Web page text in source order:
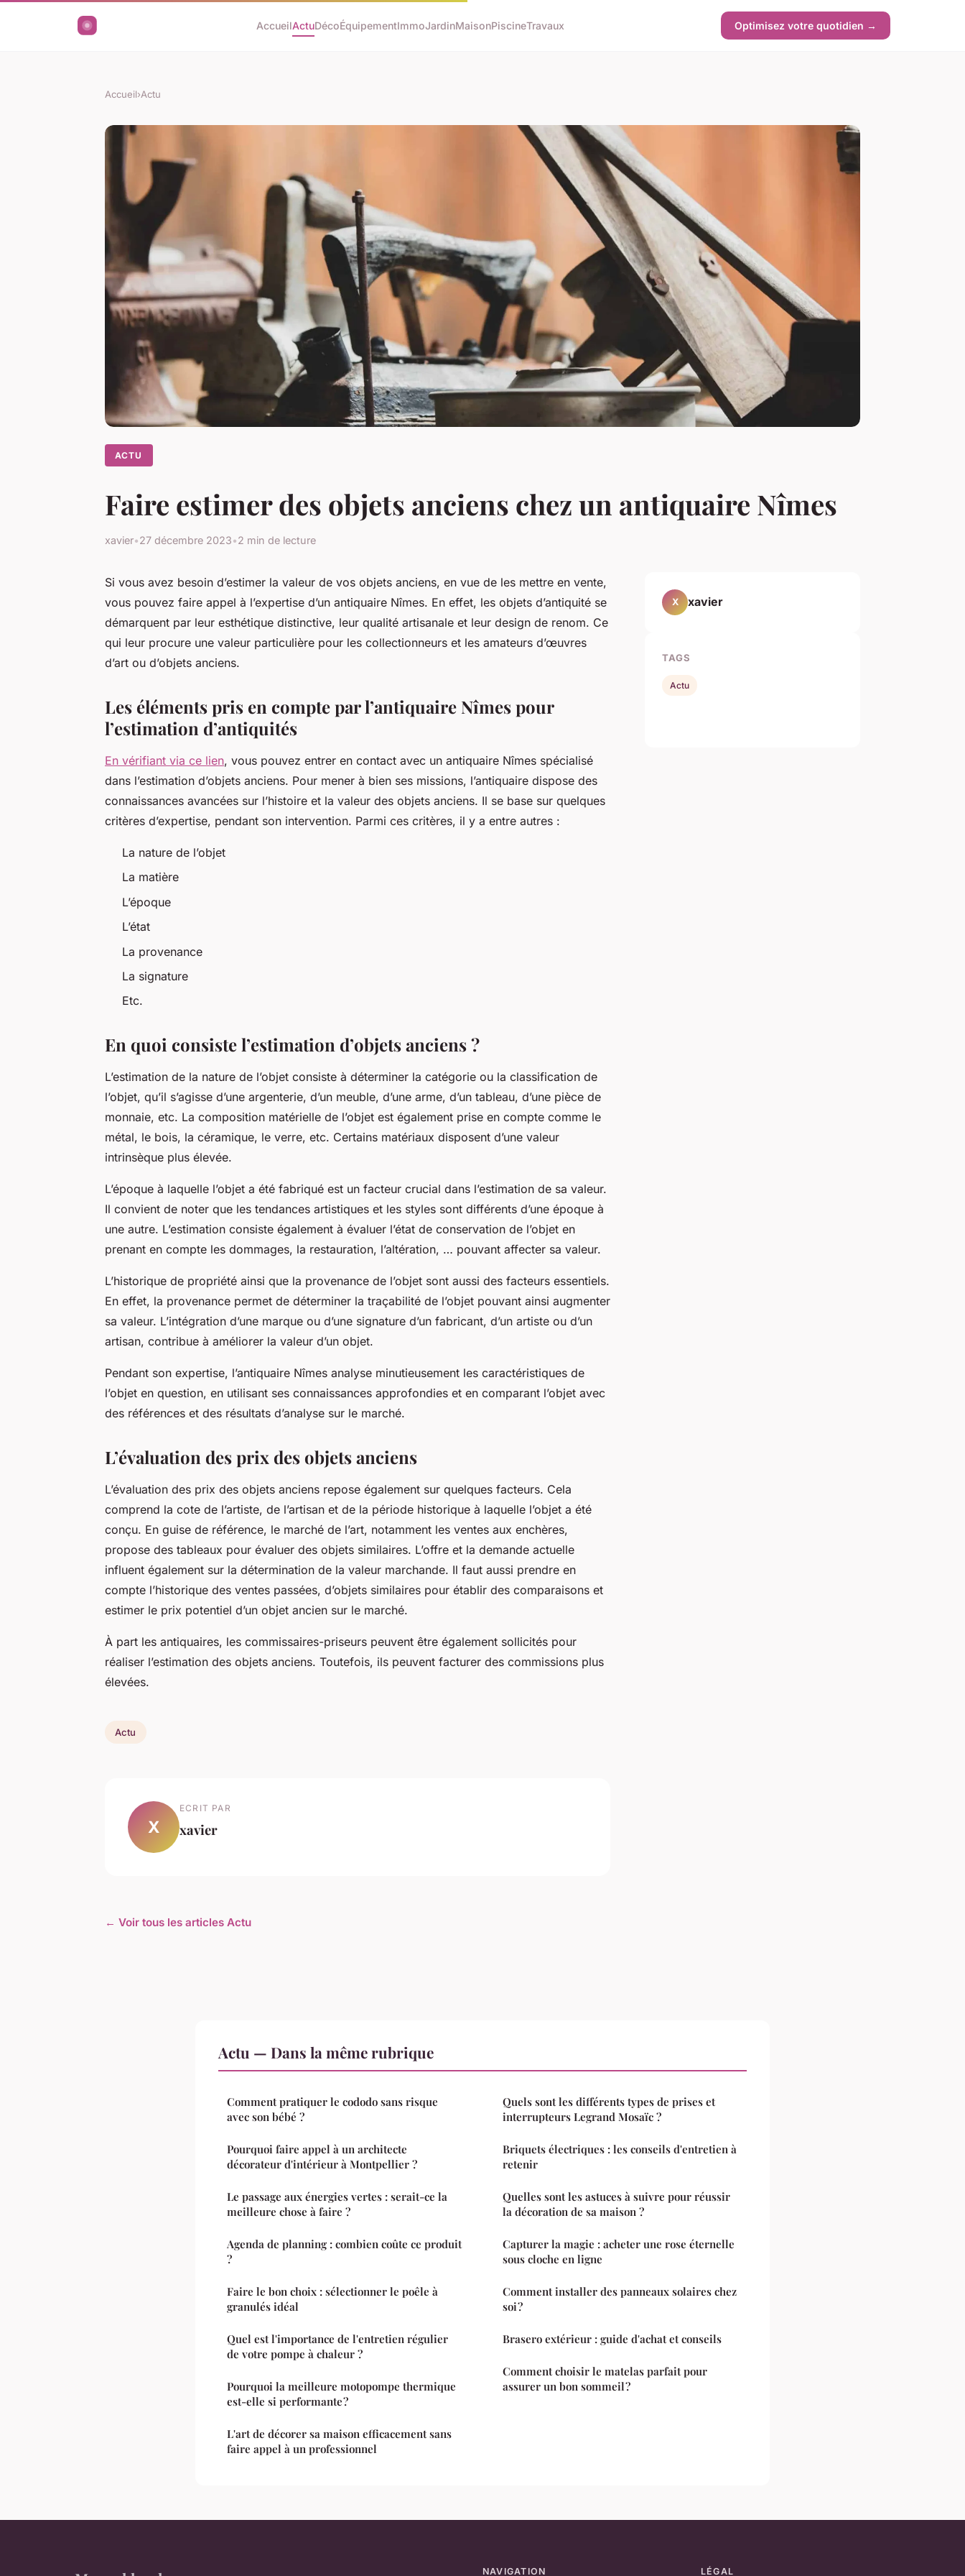
AccueilActuDécoÉquipementImmoJardinMaisonPiscineTravaux Optimisez votre quotidien →
Accueil›Actu
ACTU
Faire estimer des objets anciens chez un antiquaire Nîmes
xavier•27 décembre 2023•2 min de lecture
Si vous avez besoin d’estimer la valeur de vos objets anciens, en vue de les mettre en vente,
vous pouvez faire appel à l’expertise d’un antiquaire Nîmes. En effet, les objets d’antiquité se
démarquent par leur esthétique distinctive, leur qualité artisanale et leur design de renom. Ce
qui leur procure une valeur particulière pour les collectionneurs et les amateurs d’œuvres
d’art ou d’objets anciens.
Les éléments pris en compte par l’antiquaire Nîmes pour
l’estimation d’antiquités
En vérifiant via ce lien, vous pouvez entrer en contact avec un antiquaire Nîmes spécialisé
dans l’estimation d’objets anciens. Pour mener à bien ses missions, l’antiquaire dispose des
connaissances avancées sur l’histoire et la valeur des objets anciens. Il se base sur quelques
critères d’expertise, pendant son intervention. Parmi ces critères, il y a entre autres :
La nature de l’objet
La matière
L’époque
L’état
La provenance
La signature
Etc.
En quoi consiste l’estimation d’objets anciens ?
L’estimation de la nature de l’objet consiste à déterminer la catégorie ou la classification de
l’objet, qu’il s’agisse d’une argenterie, d’un meuble, d’une arme, d’un tableau, d’une pièce de
monnaie, etc. La composition matérielle de l’objet est également prise en compte comme le
métal, le bois, la céramique, le verre, etc. Certains matériaux disposent d’une valeur
intrinsèque plus élevée.
L’époque à laquelle l’objet a été fabriqué est un facteur crucial dans l’estimation de sa valeur.
Il convient de noter que les tendances artistiques et les styles sont différents d’une époque à
une autre. L’estimation consiste également à évaluer l’état de conservation de l’objet en
prenant en compte les dommages, la restauration, l’altération, … pouvant affecter sa valeur.
L’historique de propriété ainsi que la provenance de l’objet sont aussi des facteurs essentiels.
En effet, la provenance permet de déterminer la traçabilité de l’objet pouvant ainsi augmenter
sa valeur. L’intégration d’une marque ou d’une signature d’un fabricant, d’un artiste ou d’un
artisan, contribue à améliorer la valeur d’un objet.
Pendant son expertise, l’antiquaire Nîmes analyse minutieusement les caractéristiques de
l’objet en question, en utilisant ses connaissances approfondies et en comparant l’objet avec
des références et des résultats d’analyse sur le marché.
L’évaluation des prix des objets anciens
L’évaluation des prix des objets anciens repose également sur quelques facteurs. Cela
comprend la cote de l’artiste, de l’artisan et de la période historique à laquelle l’objet a été
conçu. En guise de référence, le marché de l’art, notamment les ventes aux enchères,
propose des tableaux pour évaluer des objets similaires. L’offre et la demande actuelle
influent également sur la détermination de la valeur marchande. Il faut aussi prendre en
compte l’historique des ventes passées, d’objets similaires pour établir des comparaisons et
estimer le prix potentiel d’un objet ancien sur le marché.
À part les antiquaires, les commissaires-priseurs peuvent être également sollicités pour
réaliser l’estimation des objets anciens. Toutefois, ils peuvent facturer des commissions plus
élevées.
Actu
X
ECRIT PAR
xavier
← Voir tous les articles Actu
X xavier
TAGS
Actu
Actu — Dans la même rubrique
Comment pratiquer le cododo sans risque
avec son bébé ?
Pourquoi faire appel à un architecte
décorateur d'intérieur à Montpellier ?
Le passage aux énergies vertes : serait-ce la
meilleure chose à faire ?
Agenda de planning : combien coûte ce produit
?
Faire le bon choix : sélectionner le poêle à
granulés idéal
Quel est l'importance de l'entretien régulier
de votre pompe à chaleur ?
Pourquoi la meilleure motopompe thermique
est-elle si performante ?
L'art de décorer sa maison efficacement sans
faire appel à un professionnel
Quels sont les différents types de prises et
interrupteurs Legrand Mosaïc ?
Briquets électriques : les conseils d'entretien à
retenir
Quelles sont les astuces à suivre pour réussir
la décoration de sa maison ?
Capturer la magie : acheter une rose éternelle
sous cloche en ligne
Comment installer des panneaux solaires chez
soi ?
Brasero extérieur : guide d'achat et conseils
Comment choisir le matelas parfait pour
assurer un bon sommeil ?
NAVIGATION LÉGAL